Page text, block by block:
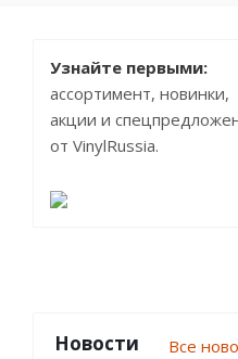
Узнайте первыми:
ассортимент, новинки,
акции и
от VinylRussia.
Новости Все